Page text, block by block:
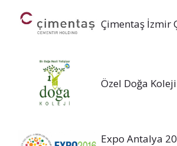
Çimentaş İzmir
Özel Doğa Koleji
Expo Antalya